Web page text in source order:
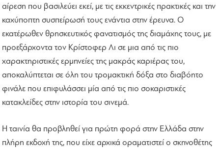
αίρεση που βασιλεύει εκεί, με τις εκκεντρικές πρακτικές και την
καχύποπτη συσπείρωσή τους ενάντια στην έρευνα. Ο
εκατέρωθεν θρησκευτικός φανατισμός της διαμάχης τους, με
προεξάρχοντα τον Κρίστοφερ Λι σε μια από τις πιο
χαρακτηριστικές ερμηνείες της μακράς καριέρας του,
αποκαλύπτεται σε όλη του τρομακτική δόξα στο διαβόητο
φινάλε που επιφυλάσσει μία από τις πιο σοκαριστικές
κατακλείδες στην ιστορία του σινεμά.
Η ταινία θα προβληθεί για πρώτη φορά στην Ελλάδα στην
πλήρη εκδοχή της, που είχε αρχικά οραματιστεί ο σκηνοθέτης